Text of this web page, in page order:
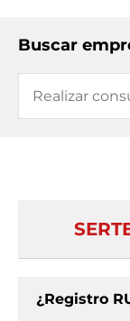
Buscar
¿Registro